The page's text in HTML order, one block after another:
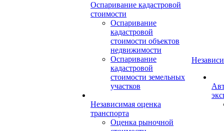
Оспаривание кадастровой
стоимости
Оспаривание
кадастровой
стоимости объектов
недвижимости
Оспаривание
кадастровой
стоимости земельных
участков
Независимая оценка
транспорта
Оценка рыночной